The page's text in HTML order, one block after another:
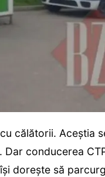
călătorii. Aceștia
Dar conducerea
dorește să